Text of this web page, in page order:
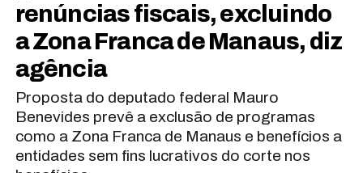
renúncias fiscais, excluindo
a Zona Franca de Manaus, diz
agência
Proposta do deputado federal Mauro
Benevides prevê a exclusão de programas
como a Zona Franca de Manaus e benefícios a
entidades sem fins lucrativos do corte nos